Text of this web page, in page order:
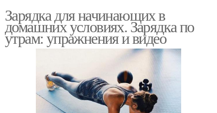
Зарядка для начинающих в
домашних условиях. Зарядка по
утрам: упражнения и видео